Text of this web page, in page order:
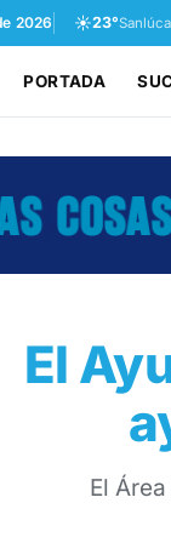
2026 ☀️23°
PORTADA
El
El